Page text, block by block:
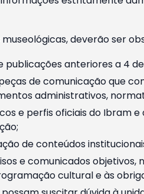
deverão ser
anteriores a 4
de comunicação que
administrativos,
e perfis oficiais do Ibram
de conteúdos
e comunicados
cultural e às